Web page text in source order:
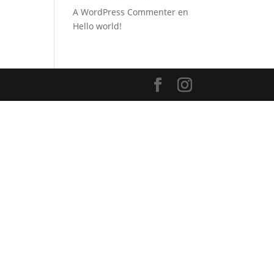
A WordPress Commenter en
Hello world!